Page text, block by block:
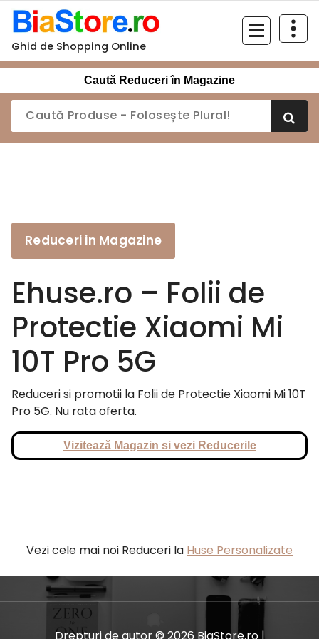
Sari
conținut
Ghid de Shopping Online
Caută Reduceri în Magazine
Reduceri in Magazine
Ehuse.ro – Folii de
Protectie Xiaomi Mi
10T Pro 5G
Reduceri si promotii la Folii de Protectie Xiaomi Mi 10T
Pro 5G. Nu rata oferta.
Vizitează Magazin si vezi Reducerile
Vezi cele mai noi Reduceri la Huse Personalizate